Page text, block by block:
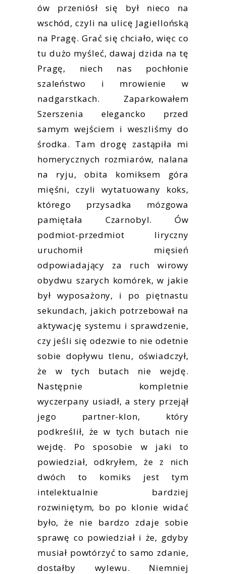
ów przeniósł się był nieco na
wschód, czyli na ulicę Jagiellońską
na Pragę. Grać się chciało, więc co
tu dużo myśleć, dawaj dzida na tę
Pragę, niech nas pochłonie
szaleństwo i mrowienie w
nadgarstkach. Zaparkowałem
Szerszenia elegancko przed
samym wejściem i weszliśmy do
środka. Tam drogę zastąpiła mi
homerycznych rozmiarów, nalana
na ryju, obita komiksem góra
mięśni, czyli wytatuowany koks,
którego przysadka mózgowa
pamiętała Czarnobyl. Ów
podmiot-przedmiot liryczny
uruchomił mięsień
odpowiadający za ruch wirowy
obydwu szarych komórek, w jakie
był wyposażony, i po piętnastu
sekundach, jakich potrzebował na
aktywację systemu i sprawdzenie,
czy jeśli się odezwie to nie odetnie
sobie dopływu tlenu, oświadczył,
że w tych butach nie wejdę.
Następnie kompletnie
wyczerpany usiadł, a stery przejął
jego partner-klon, który
podkreślił, że w tych butach nie
wejdę. Po sposobie w jaki to
powiedział, odkryłem, że z nich
dwóch to komiks jest tym
intelektualnie bardziej
rozwiniętym, bo po klonie widać
było, że nie bardzo zdaje sobie
sprawę co powiedział i że, gdyby
musiał powtórzyć to samo zdanie,
dostałby wylewu. Niemniej